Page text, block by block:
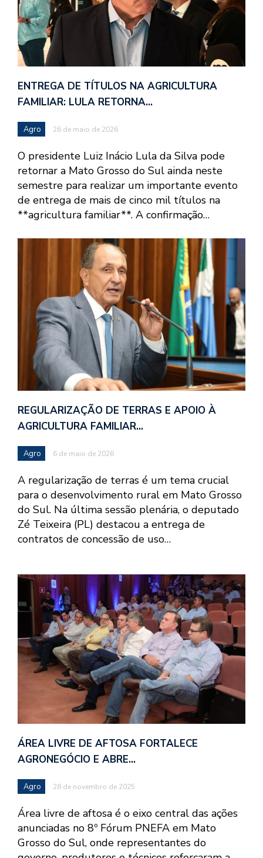
ENTREGA DE TÍTULOS NA AGRICULTURA
FAMILIAR: LULA RETORNA…
Agro 26 de maio de 2026
O presidente Luiz Inácio Lula da Silva pode
retornar a Mato Grosso do Sul ainda neste
semestre para realizar um importante evento
de entrega de mais de cinco mil títulos na
**agricultura familiar**. A confirmação…
REGULARIZAÇÃO DE TERRAS E APOIO À
AGRICULTURA FAMILIAR…
Agro 6 de maio de 2026
A regularização de terras é um tema crucial
para o desenvolvimento rural em Mato Grosso
do Sul. Na última sessão plenária, o deputado
Zé Teixeira (PL) destacou a entrega de
contratos de concessão de uso…
ÁREA LIVRE DE AFTOSA FORTALECE
AGRONEGÓCIO E ABRE…
Agro 28 de novembro de 2025
Área livre de aftosa é o eixo central das ações
anunciadas no 8º Fórum PNEFA em Mato
Grosso do Sul, onde representantes do